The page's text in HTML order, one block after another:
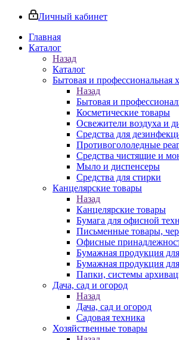
Личный кабинет
Главная
Каталог
Назад
Каталог
Бытовая и профессиональная
Назад
Бытовая и
Косметические товары
Освежители воздуха и
Средства для
Противогололедные
Средства чистящие и
Мыло и диспенсеры
Средства для стирки
Канцелярские товары
Назад
Канцелярские товары
Бумага для офисной
Письменные товары,
Офисные
Бумажная продукция
Бумажная продукция
Папки, системы
Дача, сад и огород
Назад
Дача, сад и огород
Садовая техника
Хозяйственные товары